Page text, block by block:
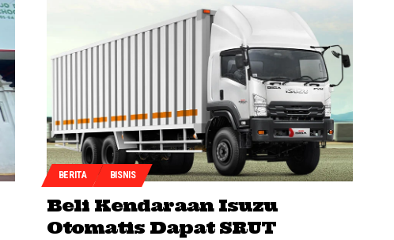
BERITA BISNIS
Beli Kendaraan Isuzu
Otomatis Dapat SRUT